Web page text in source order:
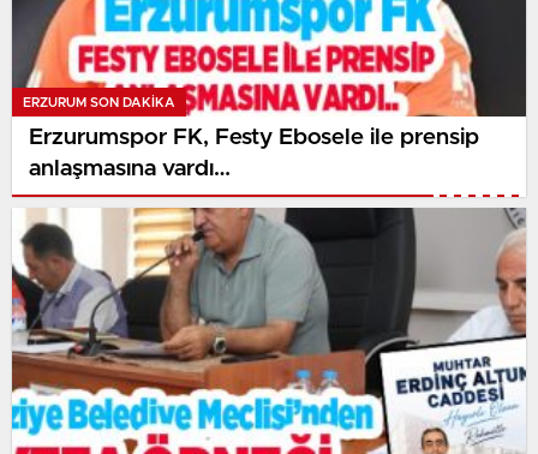
ERZURUM SON DAKİKA
Erzurumspor FK, Festy Ebosele ile prensip
anlaşmasına vardı…